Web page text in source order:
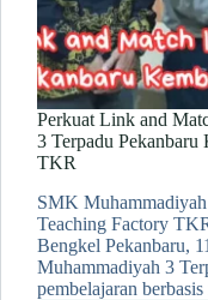
Perkuat Link and
3 Terpadu Pekanbaru
TKR
SMK
Teaching Factory
Bengkel Pekanbaru,
Muhammadiyah 3
pembelajaran